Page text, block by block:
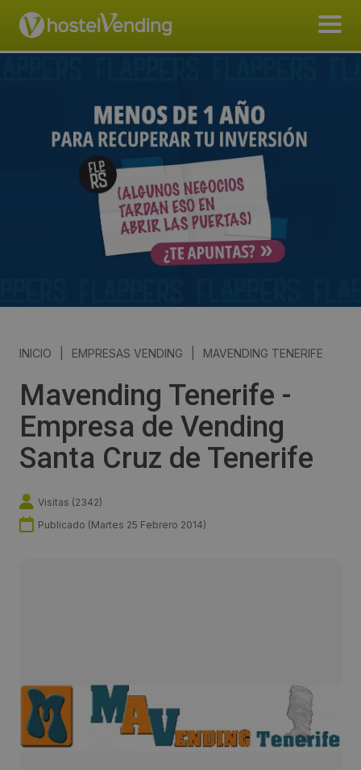
INICIO EMPRESAS VENDING MAVENDING TENERIFE
Mavending Tenerife -
Empresa de Vending
Santa Cruz de Tenerife
Visitas (2342)
Publicado (Martes 25 Febrero 2014)